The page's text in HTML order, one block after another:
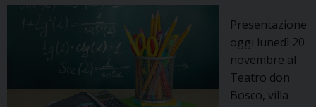
Presentazione
oggi lunedì 20
novembre al
Teatro don
Bosco, villa